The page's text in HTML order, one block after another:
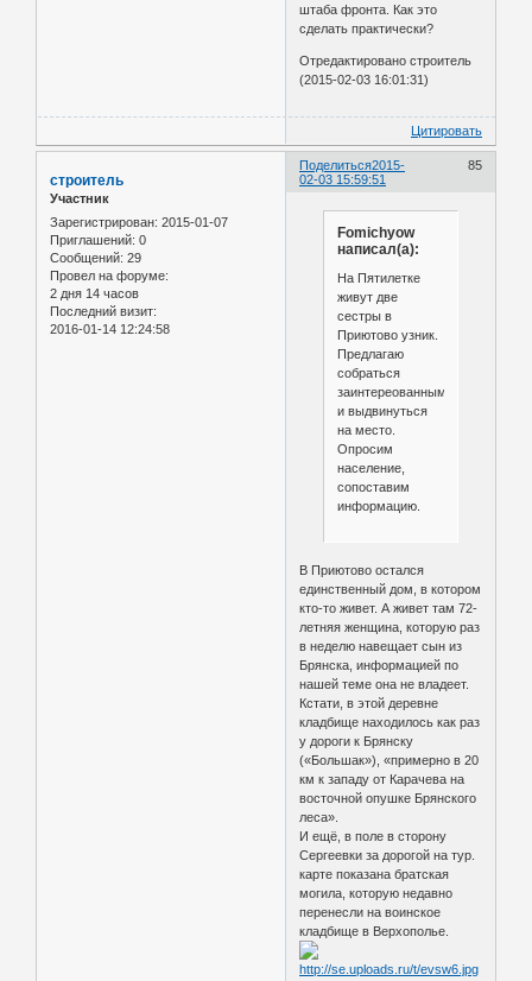
штаба фронта. Как это
сделать практически?
Отредактировано строитель
(2015-02-03 16:01:31)
Цитировать
Поделиться 85
2015-
02-03 15:59:51
строитель
Участник
Зарегистрирован: 2015-01-07
Приглашений: 0
Сообщений: 29
Провел на форуме:
2 дня 14 часов
Последний визит:
2016-01-14 12:24:58
Fomichyow
написал(а):
На Пятилетке
живут две
сестры в
Приютово узник.
Предлагаю
собраться
заинтереованным
и выдвинуться
на место.
Опросим
население,
сопоставим
информацию.
В Приютово остался
единственный дом, в котором
кто-то живет. А живет там 72-
летняя женщина, которую раз
в неделю навещает сын из
Брянска, информацией по
нашей теме она не владеет.
Кстати, в этой деревне
кладбище находилось как раз
у дороги к Брянску
(«Большак»), «примерно в 20
км к западу от Карачева на
восточной опушке Брянского
леса».
И ещё, в поле в сторону
Сергеевки за дорогой на тур.
карте показана братская
могила, которую недавно
перенесли на воинское
кладбище в Верхополье.